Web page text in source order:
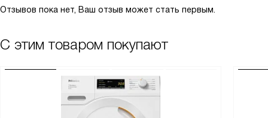
Отзывов пока нет, Ваш отзыв может стать первым.
С этим товаром покупают